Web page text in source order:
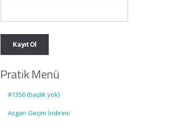
Pratik Menü
#1356 (başlık yok)
Asgari Geçim İndirimi